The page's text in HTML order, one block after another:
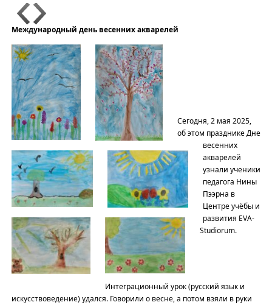
Международный день весенних акварелей
Сегодня, 2 мая 2025,
об этом празднике Дне
весенних
акварелей
узнали ученики
педагога Нины
Пээрна в
Центре учёбы и
развития EVA-
Studiorum.
Интеграционный урок (русский язык и
искусствоведение) удался. Говорили о весне, а потом взяли в руки